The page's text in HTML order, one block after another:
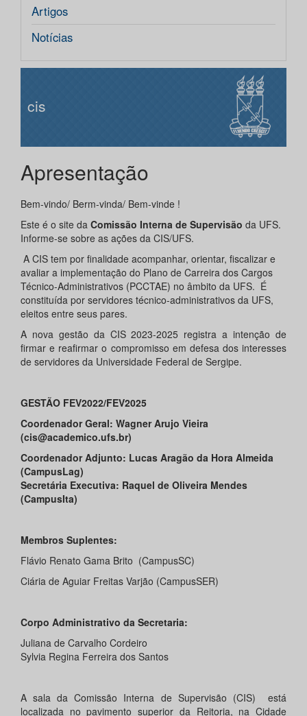
Artigos
Notícias
cis
Apresentação
Bem-vindo/ Berm-vinda/ Bem-vinde !
Este é o site da Comissão Interna de Supervisão da UFS.
Informe-se sobre as ações da CIS/UFS.
A CIS tem por finalidade acompanhar, orientar, fiscalizar e
avaliar a implementação do Plano de Carreira dos Cargos
Técnico-Administrativos (PCCTAE) no âmbito da UFS. É
constituída por servidores técnico-administrativos da UFS,
eleitos entre seus pares.
A nova gestão da CIS 2023-2025 registra a intenção de
firmar e reafirmar o compromisso em defesa dos interesses
de servidores da Universidade Federal de Sergipe.
GESTÃO FEV2022/FEV2025
Coordenador Geral: Wagner Arujo Vieira
(cis@academico.ufs.br)
Coordenador Adjunto: Lucas Aragão da Hora Almeida
(CampusLag)
Secretária Executiva: Raquel de Oliveira Mendes
(CampusIta)
Membros Suplentes:
Flávio Renato Gama Brito (CampusSC)
Ciária de Aguiar Freitas Varjão (CampusSER)
Corpo Administrativo da Secretaria:
Juliana de Carvalho Cordeiro
Sylvia Regina Ferreira dos Santos
A sala da Comissão Interna de Supervisão (CIS) está
localizada no pavimento superior da Reitoria, na Cidade